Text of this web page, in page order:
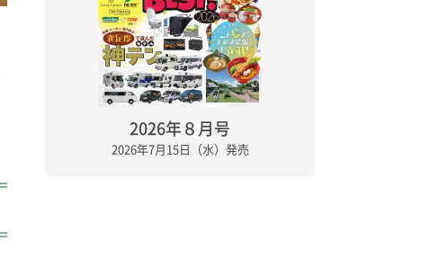
2026年８月号
2026年7月15日（水）発売